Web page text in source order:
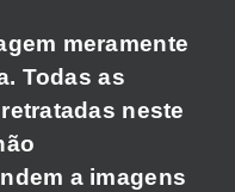
meramente
Todas as
neste
a imagens